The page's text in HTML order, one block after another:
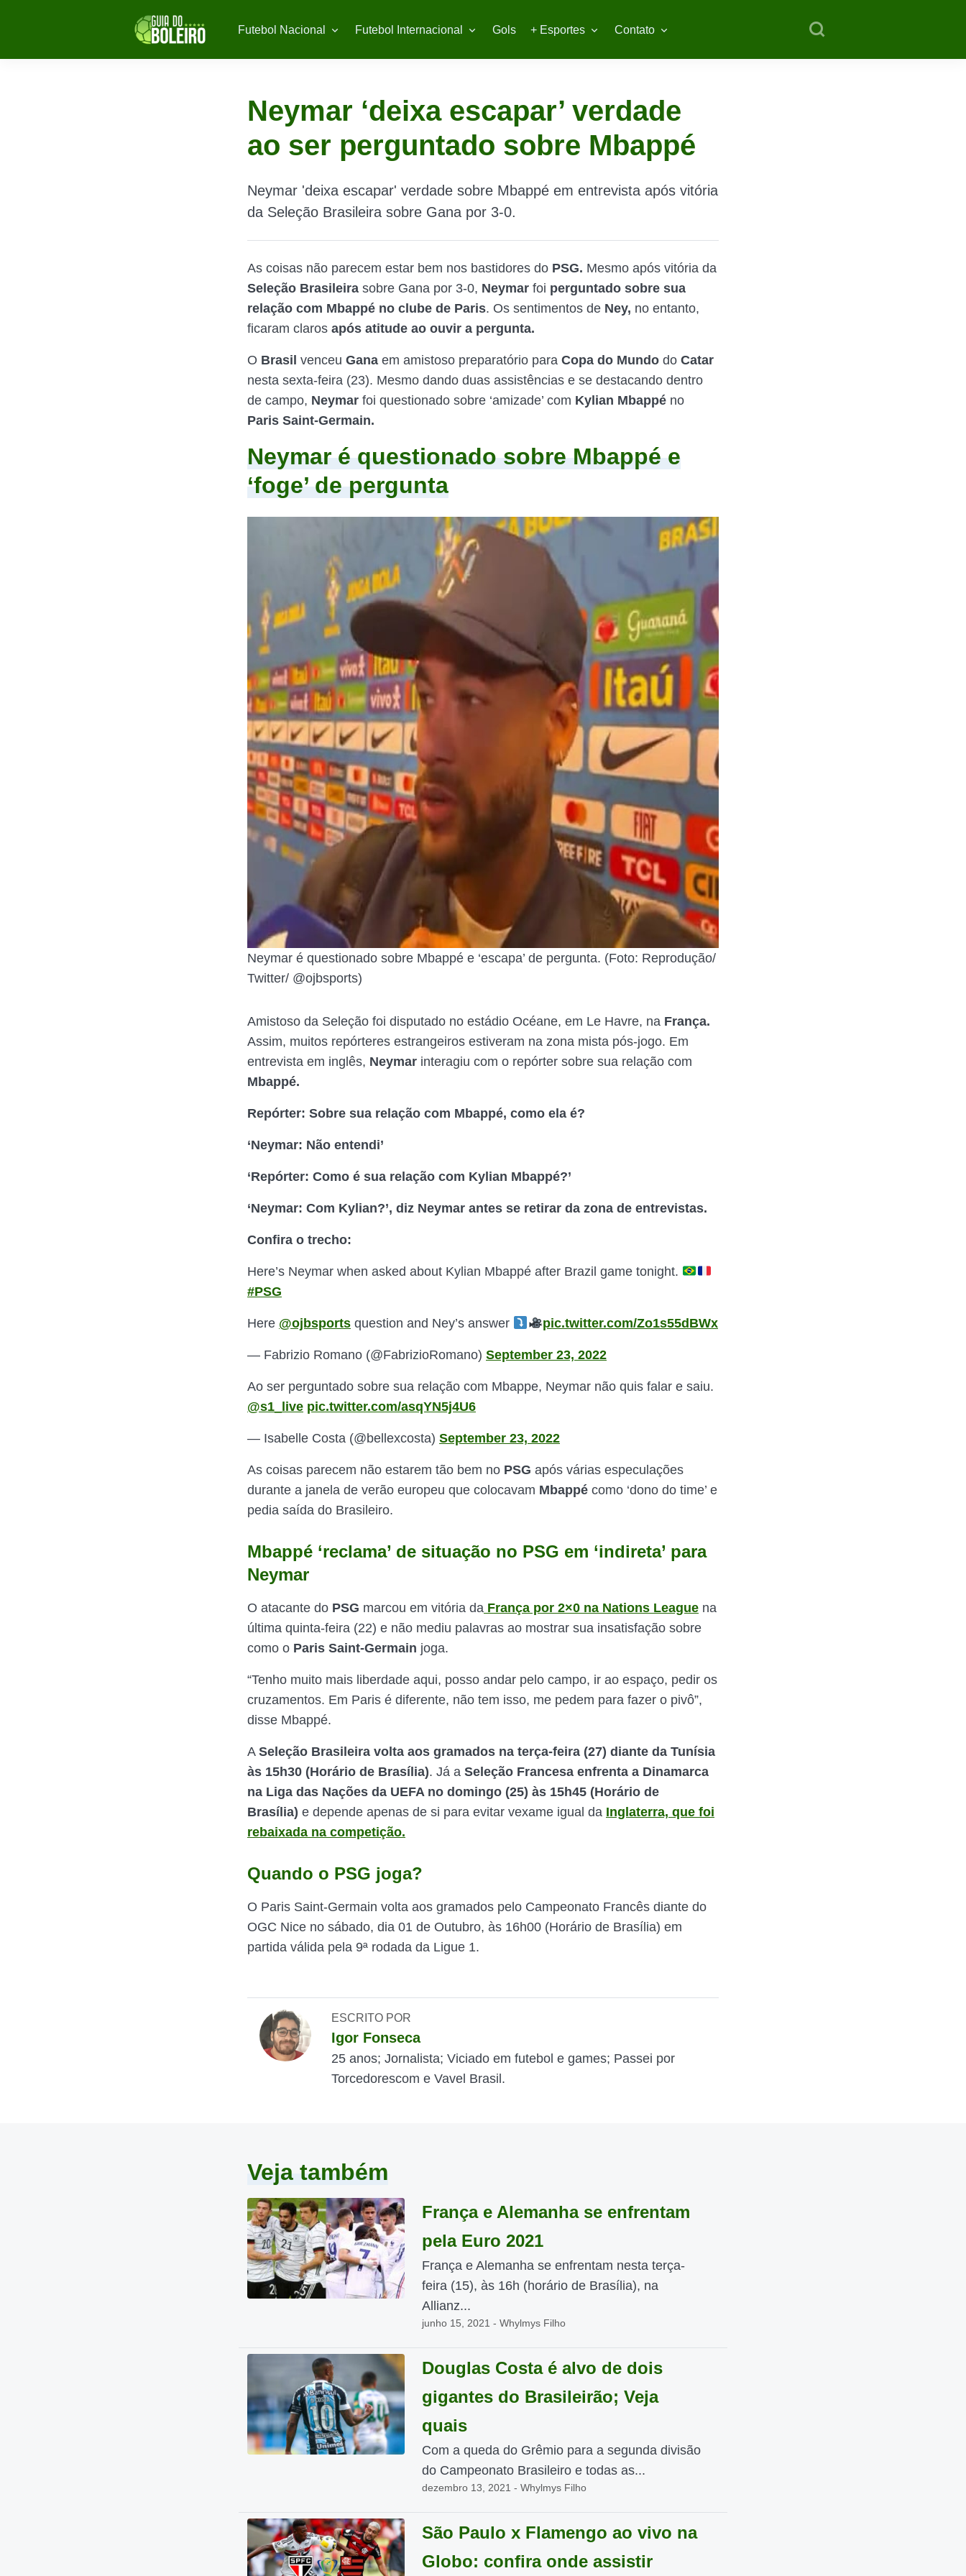
Futebol Nacional Futebol Internacional Gols + Esportes Contato
Neymar ‘deixa escapar’ verdade
ao ser perguntado sobre Mbappé
Neymar 'deixa escapar' verdade sobre Mbappé em entrevista após vitória
da Seleção Brasileira sobre Gana por 3-0.
As coisas não parecem estar bem nos bastidores do PSG. Mesmo após vitória da
Seleção Brasileira sobre Gana por 3-0, Neymar foi perguntado sobre sua
relação com Mbappé no clube de Paris. Os sentimentos de Ney, no entanto,
ficaram claros após atitude ao ouvir a pergunta.
O Brasil venceu Gana em amistoso preparatório para Copa do Mundo do Catar
nesta sexta-feira (23). Mesmo dando duas assistências e se destacando dentro
de campo, Neymar foi questionado sobre ‘amizade’ com Kylian Mbappé no
Paris Saint-Germain.
Neymar é questionado sobre Mbappé e
‘foge’ de pergunta
Neymar é questionado sobre Mbappé e ‘escapa’ de pergunta. (Foto: Reprodução/
Twitter/ @ojbsports)
Amistoso da Seleção foi disputado no estádio Océane, em Le Havre, na França.
Assim, muitos repórteres estrangeiros estiveram na zona mista pós-jogo. Em
entrevista em inglês, Neymar interagiu com o repórter sobre sua relação com
Mbappé.
Repórter: Sobre sua relação com Mbappé, como ela é?
‘Neymar: Não entendi’
‘Repórter: Como é sua relação com Kylian Mbappé?’
‘Neymar: Com Kylian?’, diz Neymar antes se retirar da zona de entrevistas.
Confira o trecho:
Here’s Neymar when asked about Kylian Mbappé after Brazil game tonight.
#PSG
Here @ojbsports question and Ney’s answer pic.twitter.com/Zo1s55dBWx
— Fabrizio Romano (@FabrizioRomano) September 23, 2022
Ao ser perguntado sobre sua relação com Mbappe, Neymar não quis falar e saiu.
@s1_live pic.twitter.com/asqYN5j4U6
— Isabelle Costa (@bellexcosta) September 23, 2022
As coisas parecem não estarem tão bem no PSG após várias especulações
durante a janela de verão europeu que colocavam Mbappé como ‘dono do time’ e
pedia saída do Brasileiro.
Mbappé ‘reclama’ de situação no PSG em ‘indireta’ para
Neymar
O atacante do PSG marcou em vitória da França por 2×0 na Nations League na
última quinta-feira (22) e não mediu palavras ao mostrar sua insatisfação sobre
como o Paris Saint-Germain joga.
“Tenho muito mais liberdade aqui, posso andar pelo campo, ir ao espaço, pedir os
cruzamentos. Em Paris é diferente, não tem isso, me pedem para fazer o pivô”,
disse Mbappé.
A Seleção Brasileira volta aos gramados na terça-feira (27) diante da Tunísia
às 15h30 (Horário de Brasília). Já a Seleção Francesa enfrenta a Dinamarca
na Liga das Nações da UEFA no domingo (25) às 15h45 (Horário de
Brasília) e depende apenas de si para evitar vexame igual da Inglaterra, que foi
rebaixada na competição.
Quando o PSG joga?
O Paris Saint-Germain volta aos gramados pelo Campeonato Francês diante do
OGC Nice no sábado, dia 01 de Outubro, às 16h00 (Horário de Brasília) em
partida válida pela 9ª rodada da Ligue 1.
ESCRITO POR
Igor Fonseca
25 anos; Jornalista; Viciado em futebol e games; Passei por
Torcedorescom e Vavel Brasil.
Veja também
França e Alemanha se enfrentam
pela Euro 2021
França e Alemanha se enfrentam nesta terça-
feira (15), às 16h (horário de Brasília), na
Allianz...
junho 15, 2021 - Whylmys Filho
Douglas Costa é alvo de dois
gigantes do Brasileirão; Veja
quais
Com a queda do Grêmio para a segunda divisão
do Campeonato Brasileiro e todas as...
dezembro 13, 2021 - Whylmys Filho
São Paulo x Flamengo ao vivo na
Globo: confira onde assistir